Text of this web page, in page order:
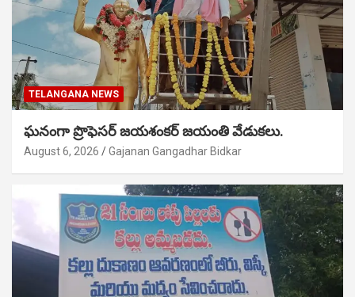
TELANGANA NEWS
ఘనంగా ప్రొఫెసర్ జయశంకర్ జయంతి వేడుకలు.
August 6, 2026 Gajanan Gangadhar Bidkar